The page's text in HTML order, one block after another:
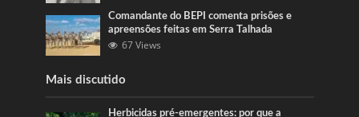
Comandante do BEPI comenta prisões e
apreensões feitas em Serra Talhada
67 Views
Mais discutido
Herbicidas pré-emergentes: por que a